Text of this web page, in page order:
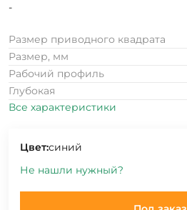
-
Размер приводного квадрата
Размер, мм
Рабочий профиль
Глубокая
Все характеристики
Цвет:синий
Не нашли нужный?